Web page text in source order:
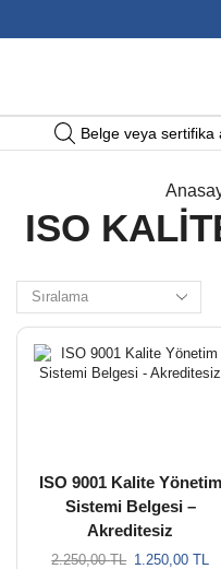
Belge veya sertifika
ISO
ISO 9001 Kalite Yönetim
Sistemi Belgesi –
Akreditesiz
2.250,00TL 1.250,00TL